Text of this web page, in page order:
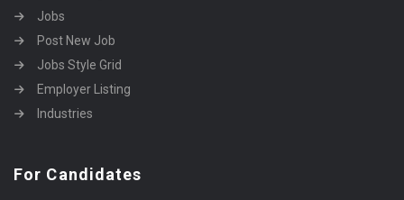
Jobs
Post New Job
Jobs Style Grid
Employer Listing
Industries
For Candidates